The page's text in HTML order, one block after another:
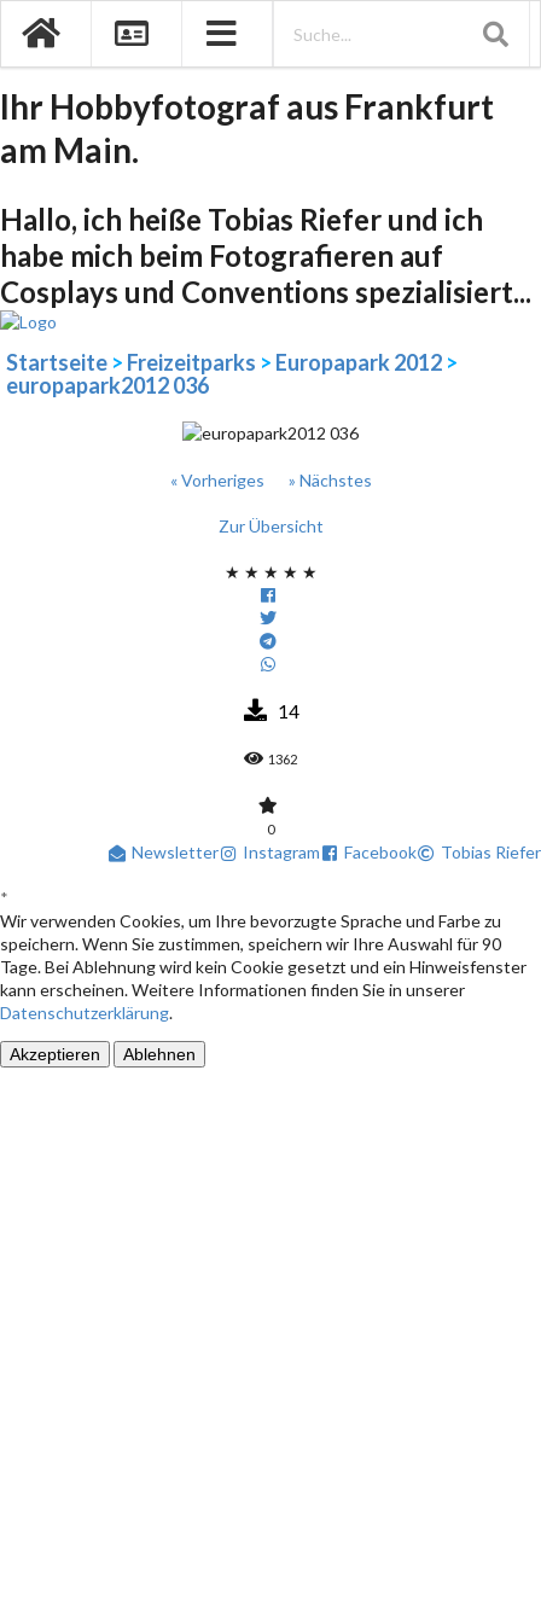
Ihr Hobbyfotograf aus Frankfurt
am Main.
Hallo, ich heiße Tobias Riefer und ich
habe mich beim Fotografieren auf
Cosplays und Conventions spezialisiert...
Startseite > Freizeitparks > Europapark 2012 >
europapark2012 036
« Vorheriges » Nächstes
Zur Übersicht
★ ★ ★ ★ ★
14
1362
0
Newsletter Instagram Facebook Tobias Riefer
*
Wir verwenden Cookies, um Ihre bevorzugte Sprache und Farbe zu
speichern. Wenn Sie zustimmen, speichern wir Ihre Auswahl für 90
Tage. Bei Ablehnung wird kein Cookie gesetzt und ein Hinweisfenster
kann erscheinen. Weitere Informationen finden Sie in unserer
Datenschutzerklärung.
Akzeptieren Ablehnen